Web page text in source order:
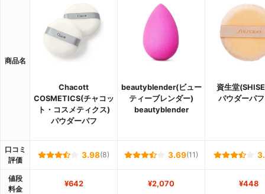
商品名
Chacott
COSMETICS(チャコッ
ト・コスメティクス)
パウダーパフ
beautyblender(ビュー
ティーブレンダー)
beautyblender
資生堂
パウダーパ
口コミ
評価
3.98(8) 3.69(11)
値段
料金
¥642 ¥2,070 ¥448